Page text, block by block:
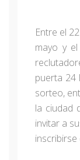
Entre el
mayo y
puerta 24
sorteo,
la ciudad
invitar a
inscribirse